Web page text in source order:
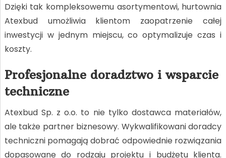
Dzięki tak kompleksowemu asortymentowi, hurtownia
Atexbud umożliwia klientom zaopatrzenie całej
inwestycji w jednym miejscu, co optymalizuje czas i
koszty.
Profesjonalne doradztwo i wsparcie
techniczne
Atexbud Sp. z o.o. to nie tylko dostawca materiałów,
ale także partner biznesowy. Wykwalifikowani doradcy
techniczni pomagają dobrać odpowiednie rozwiązania
dopasowane do rodzaju projektu i budżetu klienta.